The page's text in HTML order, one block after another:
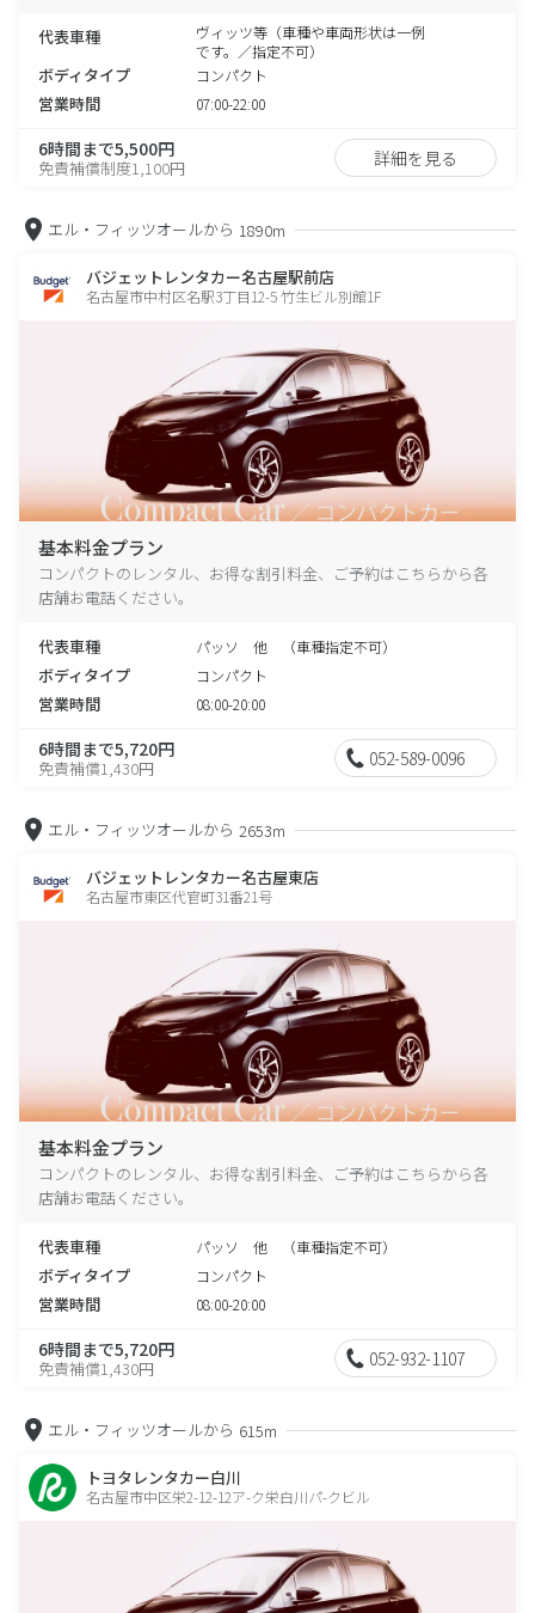
代表車種
ヴィッツ等（車種や車両形状は一例
です。／指定不可）
ボディタイプ コンパクト
営業時間 07:00-22:00
6時間まで5,500円
免責補償制度1,100円 詳細を見る
エル・フィッツオールから 1890m
バジェットレンタカー名古屋駅前店
名古屋市中村区名駅3丁目12-5 竹生ビル別館1F
基本料金プラン
コンパクトのレンタル、お得な割引料金、ご予約はこちらから各
店舗お電話ください。
代表車種 パッソ 他 （車種指定不可）
ボディタイプ コンパクト
営業時間 08:00-20:00
6時間まで5,720円
免責補償1,430円 052-589-0096
エル・フィッツオールから 2653m
バジェットレンタカー名古屋東店
名古屋市東区代官町31番21号
基本料金プラン
コンパクトのレンタル、お得な割引料金、ご予約はこちらから各
店舗お電話ください。
代表車種 パッソ 他 （車種指定不可）
ボディタイプ コンパクト
営業時間 08:00-20:00
6時間まで5,720円
免責補償1,430円 052-932-1107
エル・フィッツオールから 615m
トヨタレンタカー白川
名古屋市中区栄2-12-12ア-ク栄白川パ-クビル